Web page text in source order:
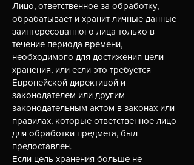
Лицо, ответственное за обработку,
обрабатывает и хранит личные данные
заинтересованного лица только в
течение периода времени,
необходимого для достижения цели
хранения, или если это требуется
Европейской директивой и
законодателем или другим
законодательным актом в законах или
правилах, которые ответственное лицо
для обработки предмета, был
предоставлен.
Если цель хранения больше не